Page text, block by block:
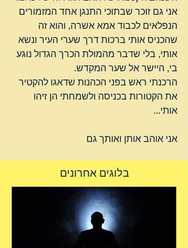
אני גם זוכר שבתוכי התנגן אחד המזמורים
הנפלאים לכבוד אמא אשרה, והוא זה
שהכניס אותי ברכות דרך שערי העיר ונשא
אותי, בלי שדבר מהמולת הכרך הגדול נוגע
בי, היישר אל שער המקדש.
הרכנתי ראש בפני הכהנות שדאגו להקטיר
את הקטורות בכניסה ולשמחתי הן זיהו
אותי...
אני אוהב אותן ואותך גם
בלוגים אחרונים